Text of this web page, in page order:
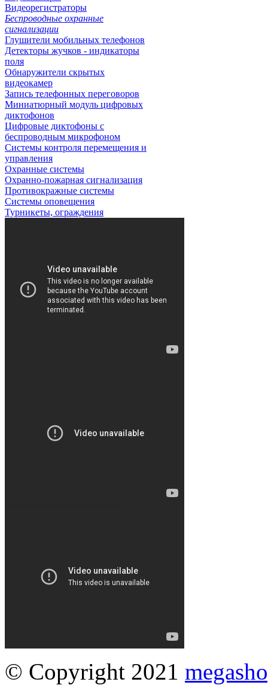
Видеорегистраторы
Беспроводные охранные
сигнализации
Глушители мобильных телефонов
Детекторы жучков - индикаторы
поля
Обнаружители скрытых
видеокамер
Запись телефонных переговоров
Миниатюрный модуль цифровых
диктофонов
Цифровые диктофоны с
беспроводным микрофоном
Системы контроля перемещения и
управления
Охранные системы
Охранно-пожарная сигнализация
Противокражные системы
Системы оповещения
Турникеты, ограждения
© Copyright 2021